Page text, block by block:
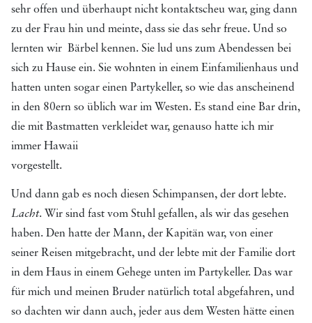
sehr offen und überhaupt nicht kontaktscheu war, ging dann
zu der Frau hin und meinte, dass sie das sehr freue. Und so
lernten wir Bärbel kennen. Sie lud uns zum Abendessen bei
sich zu Hause ein. Sie wohnten in einem Einfamilienhaus und
hatten unten sogar einen Partykeller, so wie das anscheinend
in den 80ern so üblich war im Westen. Es stand eine Bar drin,
die mit Bastmatten verkleidet war, genauso hatte ich mir
immer Hawaii
vorgestellt.
Und dann gab es noch diesen Schimpansen, der dort lebte.
Lacht. Wir sind fast vom Stuhl gefallen, als wir das gesehen
haben. Den hatte der Mann, der Kapitän war, von einer
seiner Reisen mitgebracht, und der lebte mit der Familie dort
in dem Haus in einem Gehege unten im Partykeller. Das war
für mich und meinen Bruder natürlich total abgefahren, und
so dachten wir dann auch, jeder aus dem Westen hätte einen